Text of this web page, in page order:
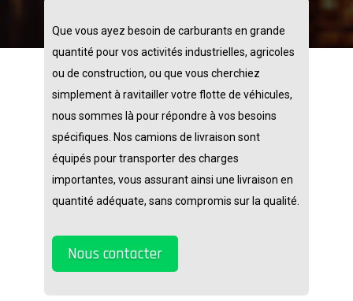
Que vous ayez besoin de carburants en grande
quantité pour vos activités industrielles, agricoles
ou de construction, ou que vous cherchiez
simplement à ravitailler votre flotte de véhicules,
nous sommes là pour répondre à vos besoins
spécifiques. Nos camions de livraison sont
équipés pour transporter des charges
importantes, vous assurant ainsi une livraison en
quantité adéquate, sans compromis sur la qualité.
Nous contacter